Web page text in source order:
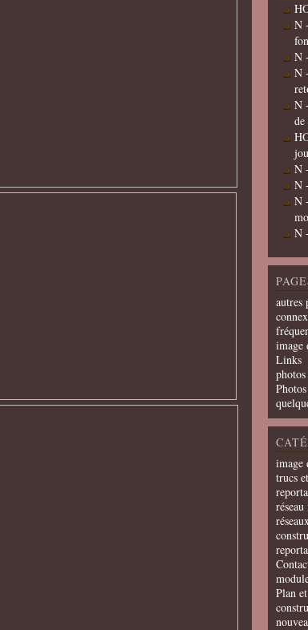
N
N
N
N
N
N
N
N
autres
image
Links
image
trucs
Plan